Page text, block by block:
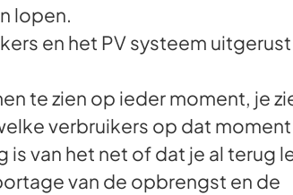
lopen.
en het PV systeem
te zien op ieder moment, je
verbruikers op dat
van het net of dat je al terug
van de opbrengst en de